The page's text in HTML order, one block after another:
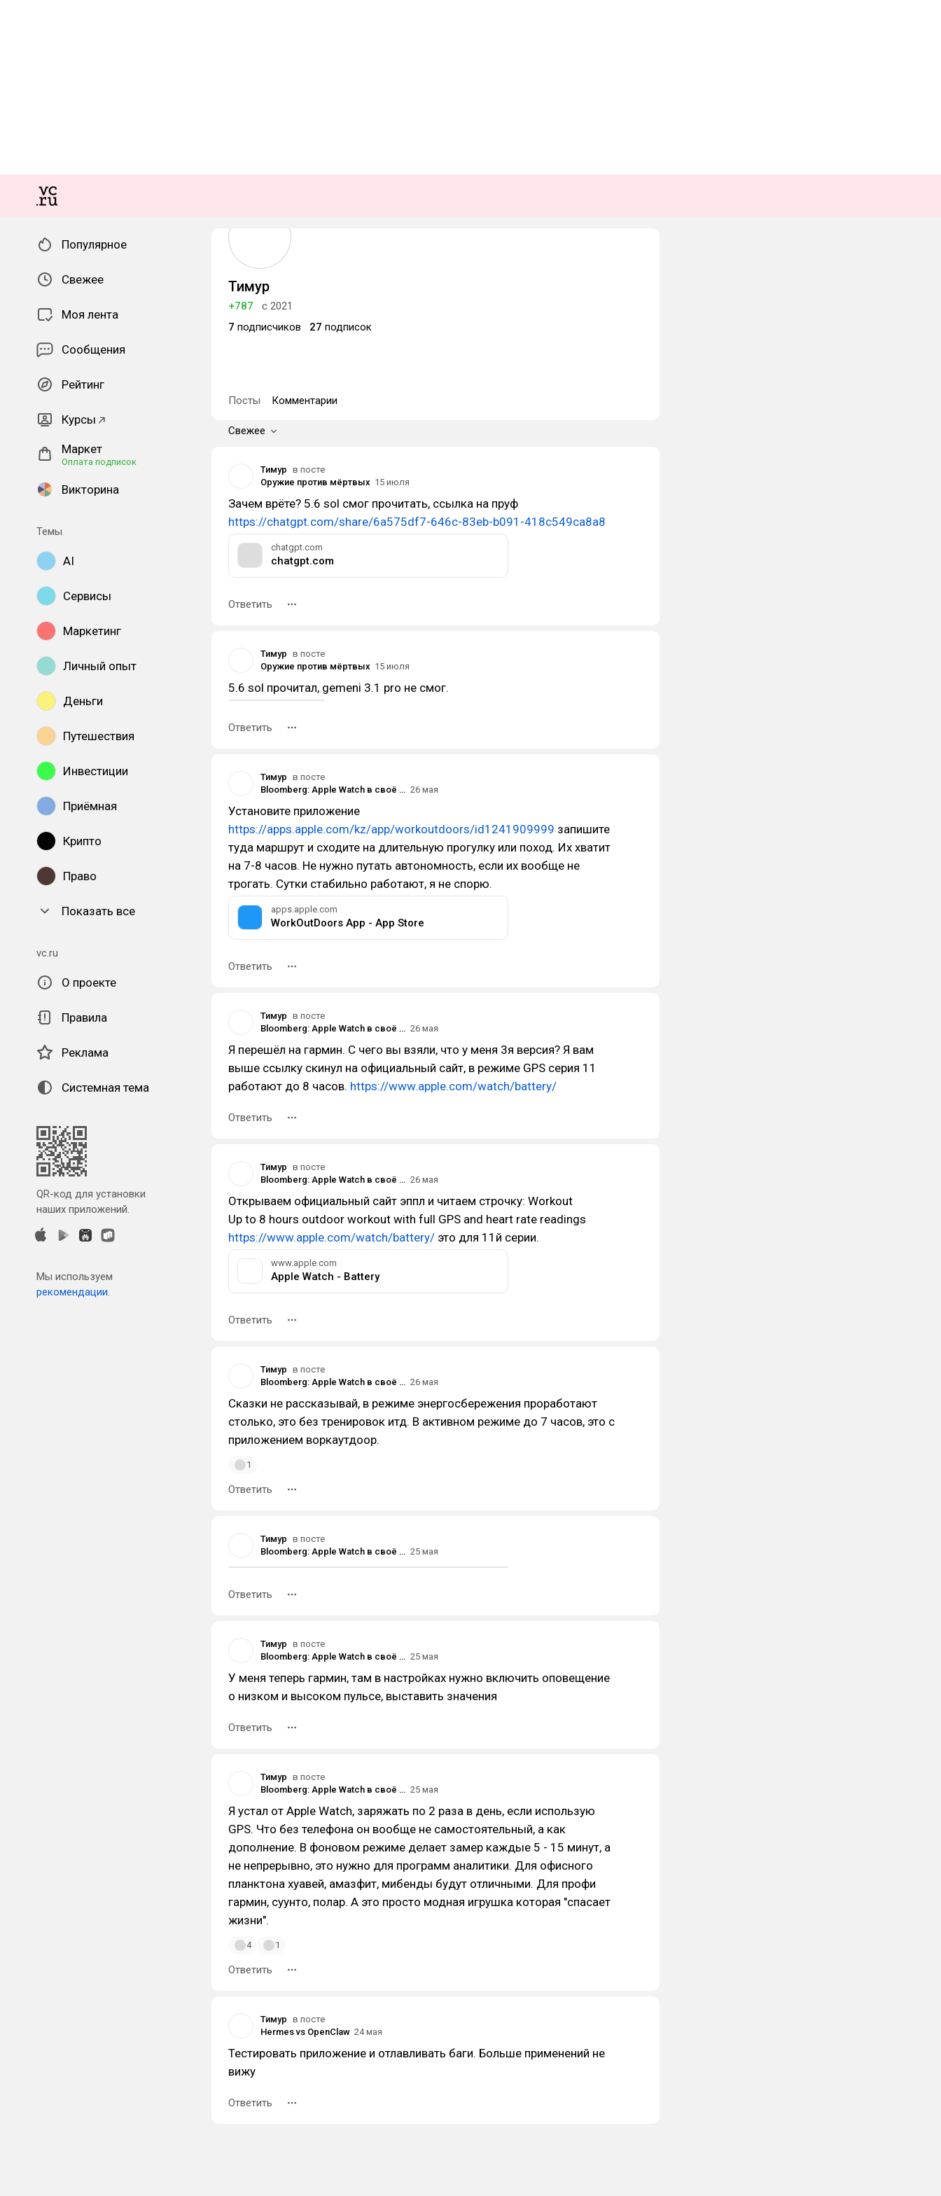
Популярное
Свежее
Моя лента
Сообщения
Рейтинг
Курсы
Маркет
Оплата подписок
Викторина
Темы
AI
Сервисы
Маркетинг
Личный опыт
Деньги
Путешествия
Инвестиции
Приёмная
Крипто
Право
Показать все
vc.ru
О проекте
Правила
Реклама
Системная тема
QR-код для установки
наших приложений.
Мы используем
рекомендации.
Тимур
+787
с 2021
7 подписчиков 27 подписок
Посты Комментарии
Свежее
Тимур в посте
Оружие против мёртвых 15 июля
Зачем врёте? 5.6 sol смог прочитать, ссылка на пруф
https://chatgpt.com/share/6a575df7-646c-83eb-b091-418c549ca8a8
chatgpt.com
chatgpt.com
Ответить
Тимур в посте
Оружие против мёртвых 15 июля
5.6 sol прочитал, gemeni 3.1 pro не смог.
Ответить
Тимур в посте
Bloomberg: Apple Watch в своё время изменили рынок носимых устройств, но теперь «проигрывают» браслетам Whoop и Fitbit Air 26 мая
Установите приложение
https://apps.apple.com/kz/app/workoutdoors/id1241909999 запишите
туда маршрут и сходите на длительную прогулку или поход. Их хватит
на 7-8 часов. Не нужно путать автономность, если их вообще не
трогать. Сутки стабильно работают, я не спорю.
apps.apple.com
WorkOutDoors App - App Store
Ответить
Тимур в посте
Bloomberg: Apple Watch в своё время изменили рынок носимых устройств, но теперь «проигрывают» браслетам Whoop и Fitbit Air 26 мая
Я перешёл на гармин. С чего вы взяли, что у меня 3я версия? Я вам
выше ссылку скинул на официальный сайт, в режиме GPS серия 11
работают до 8 часов. https://www.apple.com/watch/battery/
Ответить
Тимур в посте
Bloomberg: Apple Watch в своё время изменили рынок носимых устройств, но теперь «проигрывают» браслетам Whoop и Fitbit Air 26 мая
Открываем официальный сайт эппл и читаем строчку: Workout
Up to 8 hours outdoor workout with full GPS and heart rate readings
https://www.apple.com/watch/battery/ это для 11й серии.
www.apple.com
Apple Watch - Battery
Ответить
Тимур в посте
Bloomberg: Apple Watch в своё время изменили рынок носимых устройств, но теперь «проигрывают» браслетам Whoop и Fitbit Air 26 мая
Сказки не рассказывай, в режиме энергосбережения проработают
столько, это без тренировок итд. В активном режиме до 7 часов, это с
приложением воркаутдоор.
1
Ответить
Тимур в посте
Bloomberg: Apple Watch в своё время изменили рынок носимых устройств, но теперь «проигрывают» браслетам Whoop и Fitbit Air 25 мая
Ответить
Тимур в посте
Bloomberg: Apple Watch в своё время изменили рынок носимых устройств, но теперь «проигрывают» браслетам Whoop и Fitbit Air 25 мая
У меня теперь гармин, там в настройках нужно включить оповещение
о низком и высоком пульсе, выставить значения
Ответить
Тимур в посте
Bloomberg: Apple Watch в своё время изменили рынок носимых устройств, но теперь «проигрывают» браслетам Whoop и Fitbit Air 25 мая
Я устал от Apple Watch, заряжать по 2 раза в день, если использую
GPS. Что без телефона он вообще не самостоятельный, а как
дополнение. В фоновом режиме делает замер каждые 5 - 15 минут, а
не непрерывно, это нужно для программ аналитики. Для офисного
планктона хуавей, амазфит, мибенды будут отличными. Для профи
гармин, суунто, полар. А это просто модная игрушка которая "спасает
жизни".
4 1
Ответить
Тимур в посте
Hermes vs OpenClaw 24 мая
Тестировать приложение и отлавливать баги. Больше применений не
вижу
Ответить